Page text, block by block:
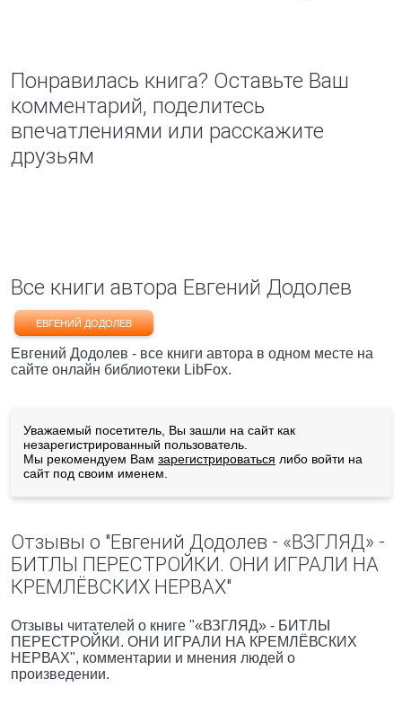
Понравилась книга? Оставьте Ваш
комментарий, поделитесь
впечатлениями или расскажите
друзьям
Все книги автора Евгений Додолев
ЕВГЕНИЙ ДОДОЛЕВ
Евгений Додолев - все книги автора в одном месте на
сайте онлайн библиотеки LibFox.
Уважаемый посетитель, Вы зашли на сайт как
незарегистрированный пользователь.
Мы рекомендуем Вам зарегистрироваться либо войти на
сайт под своим именем.
Отзывы о "Евгений Додолев - «ВЗГЛЯД» -
БИТЛЫ ПЕРЕСТРОЙКИ. ОНИ ИГРАЛИ НА
КРЕМЛЁВСКИХ НЕРВАХ"
Отзывы читателей о книге "«ВЗГЛЯД» - БИТЛЫ
ПЕРЕСТРОЙКИ. ОНИ ИГРАЛИ НА КРЕМЛЁВСКИХ
НЕРВАХ", комментарии и мнения людей о
произведении.